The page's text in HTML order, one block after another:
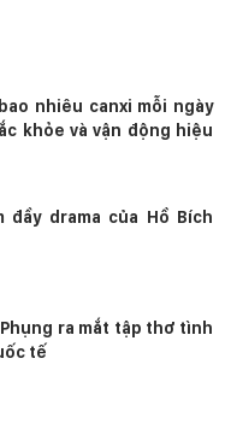
nhiêu canxi mỗi ngày
khỏe và vận động hiệu
drama của Hồ Bích
ra mắt tập thơ tình
tế